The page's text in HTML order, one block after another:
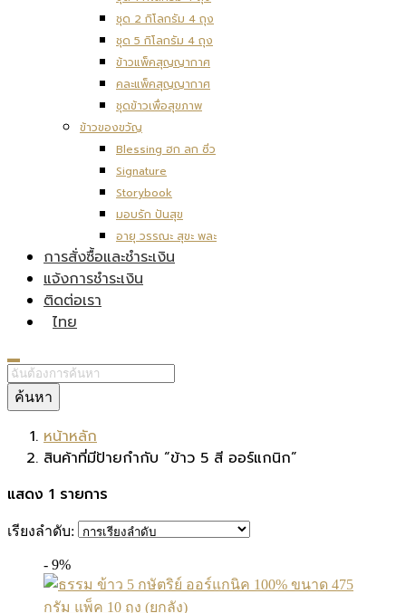
ชุด 2 กิโลกรัม 4 ถุง
ชุด 5 กิโลกรัม 4 ถุง
ข้าวแพ็คสุญญากาศ
คละแพ็คสุญญากาศ
ชุดข้าวเพื่อสุขภาพ
ข้าวของขวัญ
Blessing ฮก ลก ซิ่ว
Signature
Storybook
มอบรัก ปันสุข
อายุ วรรณะ สุขะ พละ
การสั่งซื้อและชำระเงิน
แจ้งการชำระเงิน
ติดต่อเรา
ไทย
ค้นหา
หน้าหลัก
สินค้าที่มีป้ายกำกับ “ข้าว 5 สี ออร์แกนิก”
แสดง 1 รายการ
เรียงลำดับ:
- 9%